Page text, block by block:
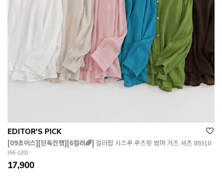
EDITOR'S PICK
[09초이스][단독진행][6컬러🌈] 컬러팝 시스루 루즈핏 썸머 거즈 셔츠 89310
(66-120)
17,900